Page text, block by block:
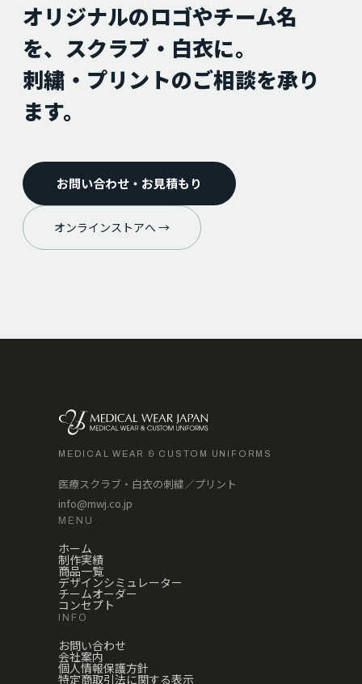
オリジナルのロゴやチーム名
を、スクラブ・白衣に。
刺繍・プリントのご相談を承り
ます。
お問い合わせ・お見積もり
オンラインストアへ →
MEDICAL WEAR & CUSTOM UNIFORMS
医療スクラブ・白衣の刺繍／プリント
info@mwj.co.jp
MENU
ホーム
制作実績
商品一覧
デザインシミュレーター
チームオーダー
コンセプト
INFO
お問い合わせ
会社案内
個人情報保護方針
特定商取引法に関する表示